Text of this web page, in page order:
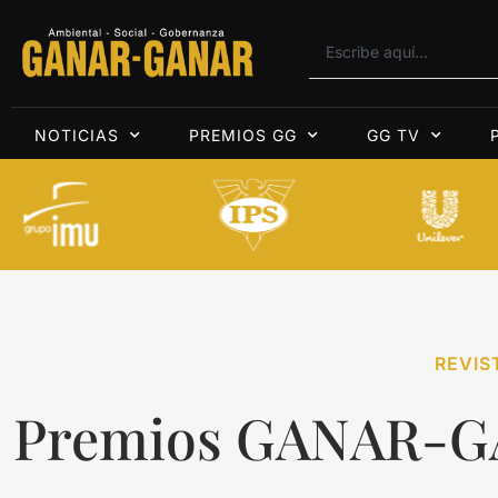
NOTICIAS PREMIOS GG GG TV
Premios GANAR-